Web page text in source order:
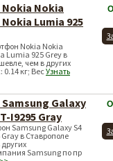
Nokia
Lumia 925
Nokia Nokia
Lumia 925 Grey в
чем в других
0.14 кг; ВесУзнать
Galaxy
I9295 Gray
Samsung Galaxy S4
в Ставрополе
Samsung по пр